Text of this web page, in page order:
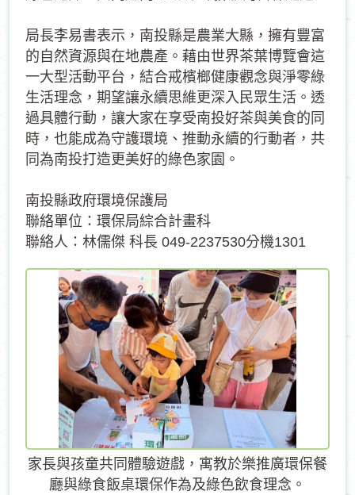
局長李易書表示，南投縣是農業大縣，擁有豐富
的自然資源與在地農產。藉由世界茶葉博覽會這
一大型活動平台，結合戒檳榔健康觀念與淨零綠
生活理念，期望讓永續思維更深入民眾生活。透
過具體行動，讓大家在享受南投好茶與美食的同
時，也能成為守護環境、推動永續的行動者，共
同為南投打造更美好的綠色家園。
南投縣政府環境保護局
聯絡單位：環保局綜合計畫科
聯絡人：林儒傑 科長 049-2237530分機1301
家長與孩童共同體驗遊戲，寓教於樂推廣環保餐
廳與綠食飯桌環保作為及綠色飲食理念。